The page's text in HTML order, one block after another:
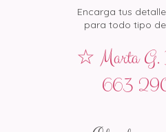
Encarga tus
para todo tipo
☆ Marta G.
663